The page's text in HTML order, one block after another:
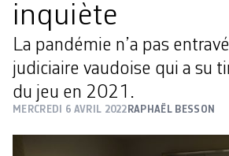
inquiète
La pandémie n’a pas
judiciaire vaudoise qui a su
du jeu en 2021.
MERCREDI 6 AVRIL 2022 RAPHAËL BESSON